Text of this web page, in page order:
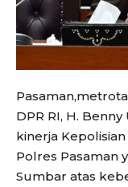
DPR RI, H.
kinerja
Polres Pasaman
Sumbar atas